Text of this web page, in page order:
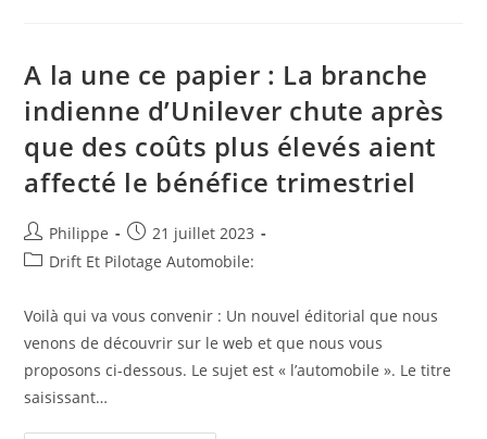
Maire
Dans
L’intérêt
Son
Épouse
Pour
Une
Affaire
D’accrochage
#corruption
#fraude
A la une ce papier : La branche
indienne d’Unilever chute après
que des coûts plus élevés aient
affecté le bénéfice trimestriel
Auteur/autrice
de
Philippe
Post
published:
21 juillet 2023
PostDrift Et Pilotage Automobile:
Voilà qui va vous convenir : Un nouvel éditorial que nous
venons de découvrir sur le web et que nous vous
proposons ci-dessous. Le sujet est « l’automobile ». Le titre
saisissant…